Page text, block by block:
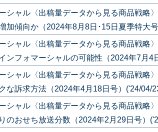
ーシャル〈出稿量データから見る商品戦
加傾向か（2024年8月8日･15日夏季特大
ーシャル〈出稿量データから見る商品戦
ンフォマーシャルの可能性（2024年7月4
ーシャル〈出稿量データから見る商品戦
な訴求方法（2024年4月18日号）('24/04/
ーシャル〈出稿量データから見る商品戦
のおせち放送分数（2024年2月29日号）